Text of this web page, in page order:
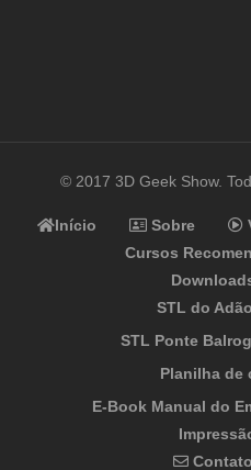
© 2017 3D Geek Show.
Início Sobre
Cursos
STL do
STL Ponte
Planilha de
E-Book Manual do
Contato